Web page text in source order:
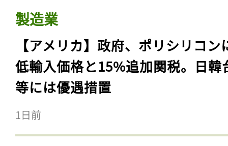
製造業
【アメリカ】政府、ポリシリコン
低輸入価格と15%追加関税。日韓
等には優遇措置
1日前